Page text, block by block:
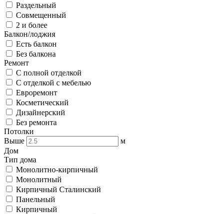
Раздельный
Совмещенный
2 и более
Балкон/лоджия
Есть балкон
Без балкона
Ремонт
С полной отделкой
С отделкой с мебелью
Евроремонт
Косметический
Дизайнерский
Без ремонта
Потолки
Выше
м
Дом
Тип дома
Монолитно-кирпичный
Монолитный
Кирпичный Сталинский
Панельный
Кирпичный